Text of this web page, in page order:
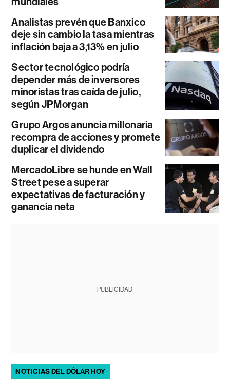
Analistas prevén que Banxico
deje sin cambio la tasa mientras
inflación baja a 3,13% en julio
Sector tecnológico podría
depender más de inversores
minoristas tras caída de julio,
según JPMorgan
Grupo Argos anuncia millonaria
recompra de acciones y promete
duplicar el dividendo
MercadoLibre se hunde en Wall
Street pese a superar
expectativas de facturación y
ganancia neta
PUBLICIDAD
NOTICIAS DEL DÓLAR HOY